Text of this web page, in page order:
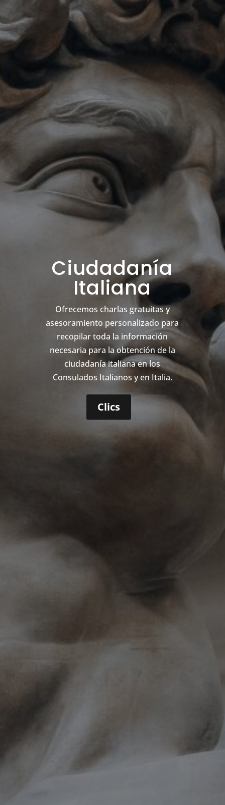
Ciudadanía
Italiana
Ofrecemos charlas gratuitas y
asesoramiento personalizado para
recopilar toda la información
necesaria para la obtención de la
ciudadanía italiana en los
Consulados Italianos y en Italia.
Clics